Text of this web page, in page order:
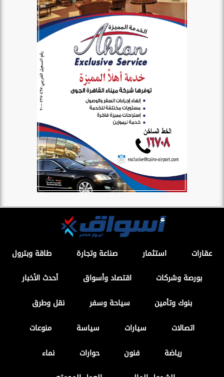
عقارات استثمار صناعة وتجارة
طاقة وبترول
بورصة وشركات
اقتصاد وأسواق
أحدث الأخبار
بنوك وتأمين
سياحة وسفر
نقل وطرق
اتصالات
سيارات سياسة
منوعات
رياضة
فنون حوارات
نماء